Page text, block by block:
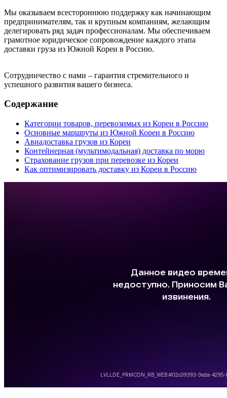
Мы оказываем всестороннюю поддержку как начинающим
предпринимателям, так и крупным компаниям, желающим
делегировать ряд задач профессионалам. Мы обеспечиваем
грамотное юридическое сопровождение каждого этапа
доставки груза из Южной Кореи в Россию.
Сотрудничество с нами – гарантия стремительного и
успешного развития вашего бизнеса.
Содержание
Категории товаров, перевозимых из Кореи в Россию
Основные маршруты из Южной Кореи в Россию
Авиадоставка грузов из Кореи
Контейнерная (мультимодальная) доставка по морю
Страхование грузов при перевозке из Кореи
Как оптимизировать доставку из Кореи в Россию